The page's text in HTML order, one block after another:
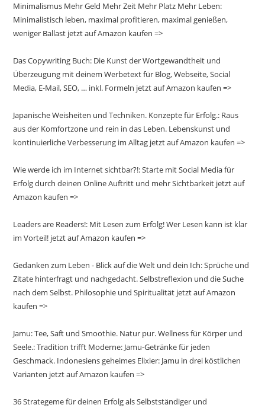
Minimalismus Mehr Geld Mehr Zeit Mehr Platz Mehr Leben:
Minimalistisch leben, maximal profitieren, maximal genießen,
weniger Ballast jetzt auf Amazon kaufen =>
Das Copywriting Buch: Die Kunst der Wortgewandtheit und
Überzeugung mit deinem Werbetext für Blog, Webseite, Social
Media, E-Mail, SEO, … inkl. Formeln jetzt auf Amazon kaufen =>
Japanische Weisheiten und Techniken. Konzepte für Erfolg.: Raus
aus der Komfortzone und rein in das Leben. Lebenskunst und
kontinuierliche Verbesserung im Alltag jetzt auf Amazon kaufen =>
Wie werde ich im Internet sichtbar?!: Starte mit Social Media für
Erfolg durch deinen Online Auftritt und mehr Sichtbarkeit jetzt auf
Amazon kaufen =>
Leaders are Readers!: Mit Lesen zum Erfolg! Wer Lesen kann ist klar
im Vorteil! jetzt auf Amazon kaufen =>
Gedanken zum Leben - Blick auf die Welt und dein Ich: Sprüche und
Zitate hinterfragt und nachgedacht. Selbstreflexion und die Suche
nach dem Selbst. Philosophie und Spiritualität jetzt auf Amazon
kaufen =>
Jamu: Tee, Saft und Smoothie. Natur pur. Wellness für Körper und
Seele.: Tradition trifft Moderne: Jamu-Getränke für jeden
Geschmack. Indonesiens geheimes Elixier: Jamu in drei köstlichen
Varianten jetzt auf Amazon kaufen =>
36 Strategeme für deinen Erfolg als Selbstständiger und